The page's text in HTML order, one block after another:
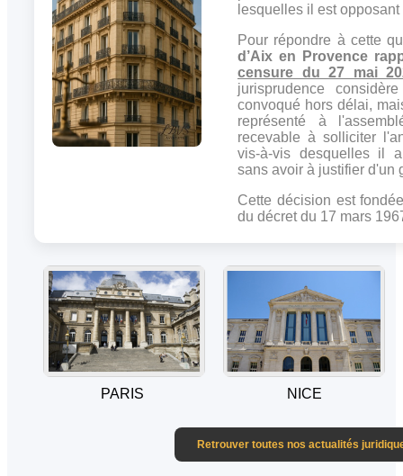
lesquelles il est opposant
Pour répondre à cette
d’Aix en Provence
censure du 27 mai
jurisprudence
convoqué hors délai,
représenté à
recevable à solliciter
vis-à-vis desquelles il
sans avoir à justifier d'un
Cette décision est
du décret du 17 mars
PARIS NICE
Retrouver toutes nos actualités